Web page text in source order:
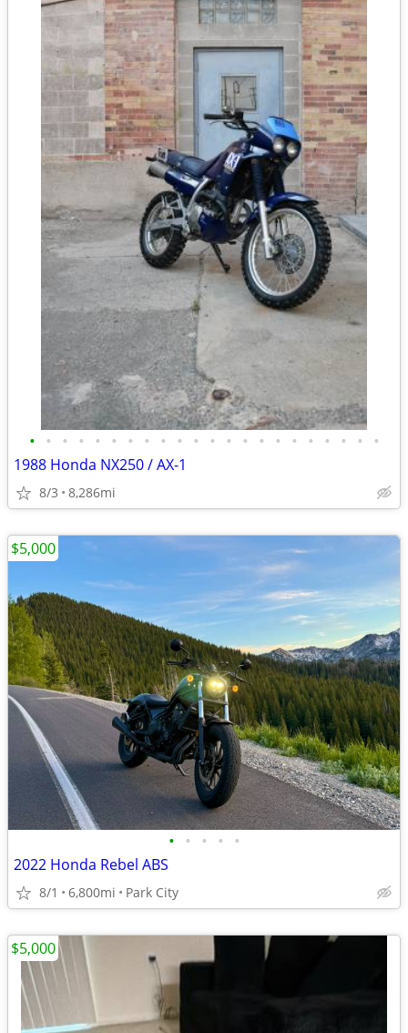
• • • • • • • • • • • • • • • • • • • • • •
1988 Honda NX250 / AX-1
8/3 8,286mi
• • • • •
2022 Honda Rebel ABS
8/1 6,800mi Park City
$5,000
$5,000